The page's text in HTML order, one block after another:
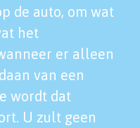
de auto, om wat
het
er alleen
van een
wordt dat
U zult geen